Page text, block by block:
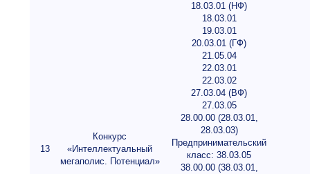
13
Конкурс
«Интеллектуальный
мегаполис. Потенциал»
18.03.01 (НФ)
18.03.01
19.03.01
20.03.01 (ГФ)
21.05.04
22.03.01
22.03.02
27.03.04 (ВФ)
27.03.05
28.00.00 (28.03.01,
28.03.03)
Предпринимательский
класс: 38.03.05
38.00.00 (38.03.01,